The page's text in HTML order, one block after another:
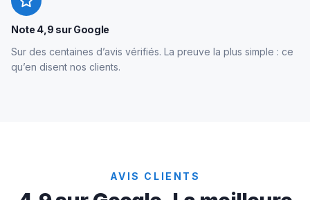
Note 4,9 sur Google
Sur des centaines d’avis vérifiés. La preuve la plus simple : ce
qu’en disent nos clients.
AVIS CLIENTS